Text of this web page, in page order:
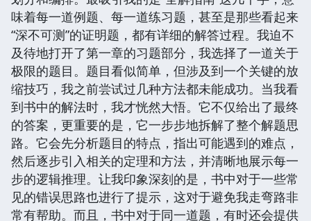
味着每一道例题、每一道练习题，甚至是那些看起来
“深不可测”的证明题，都有详细的解答过程。我迫不
及待地打开了第一章的习题部分，我选择了一道关于
极限的题目。题目看似简单，但涉及到一个关键的放
缩技巧，我之前尝试过几种方法都未能成功。当我看
到书中的解法时，我才恍然大悟。它不仅给出了最终
的答案，更重要的是，它一步步地拆解了整个解题思
路。它会先分析题目的特点，指出可能遇到的难点，
然后逐步引入相关的定理和方法，并清晰地展示每一
步的逻辑推理。让我印象深刻的是，书中对于一些常
见的错误思路也进行了提示，这对于避免我走弯路非
常有帮助。而且，书中对于同一道题，有时还会提供